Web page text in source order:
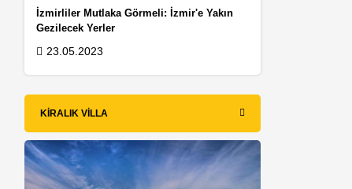
İzmirliler Mutlaka Görmeli: İzmir'e Yakın
Gezilecek Yerler
23.05.2023
KIRALIK VILLA